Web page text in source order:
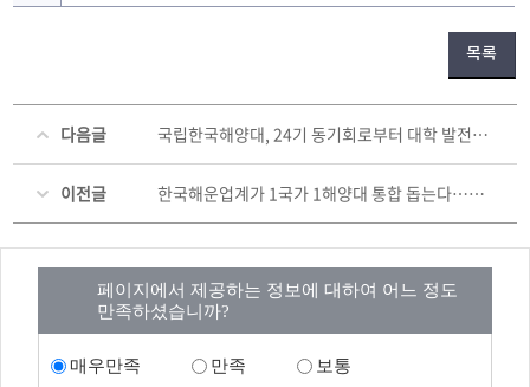
목록
다음글 국립한국해양대, 24기 동기회로부터 대학 발전기금 5000만 원 전달받아
이전글 한국해운업계가 1국가 1해양대 통합 돕는다…해양특성화 글로컬대학에 재정 지원키로
페이지에서 제공하는 정보에 대하여 어느 정도
만족하셨습니까?
매우만족 만족 보통